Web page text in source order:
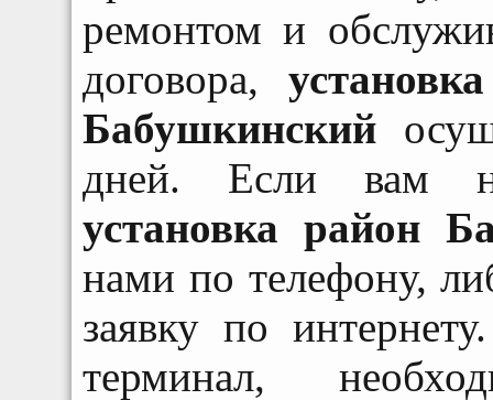
ремонтом и
договора,
Бабушкинский
дней. Если вам
установка район
нами по телефону,
заявку по
терминал,